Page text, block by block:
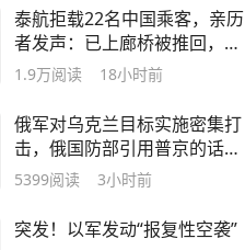
泰航拒载22名中国乘客，亲历
者发声：已上廊桥被推回，承
诺免费改签却自费回国；保安
会中文，听不懂就听不懂吧
1.9万阅读 18小时前
俄军对乌克兰目标实施密集打
击，俄国防部引用普京的话评
论：“过去谁都不听我们讲
5399阅读 3小时前
突发！以军发动“报复性空袭”